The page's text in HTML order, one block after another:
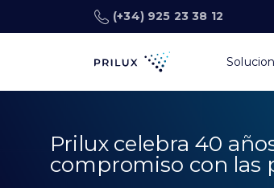
(+34) 925 23 38 12
Prilux celebra 40
compromiso con las